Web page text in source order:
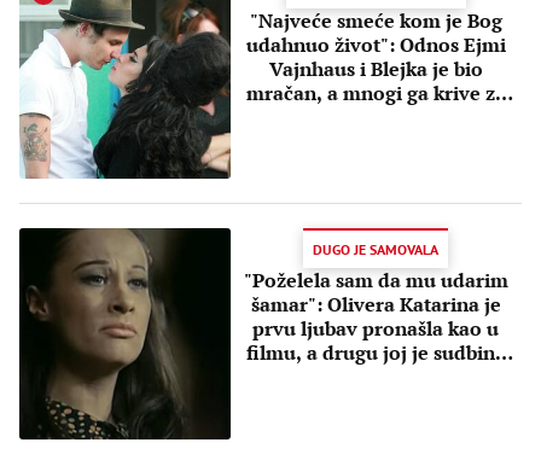
"Najveće smeće kom je Bog
udahnuo život": Odnos Ejmi
Vajnhaus i Blejka je bio
mračan, a mnogi ga krive za
DUGO JE SAMOVALA
"Poželela sam da mu udarim
šamar": Olivera Katarina je
prvu ljubav pronašla kao u
filmu, a drugu joj je sudbina